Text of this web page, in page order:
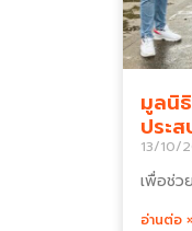
มูลนิ
ประ
13/10/
เพื่อช่ว
อ่านต่อ